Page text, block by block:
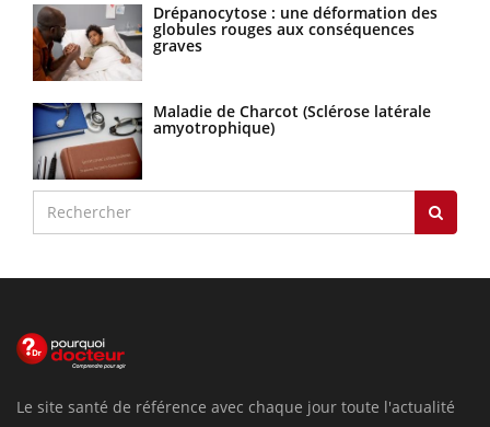
Drépanocytose : une déformation des
globules rouges aux conséquences
graves
Maladie de Charcot (Sclérose latérale
amyotrophique)
Le site santé de référence avec chaque jour toute l'actualité